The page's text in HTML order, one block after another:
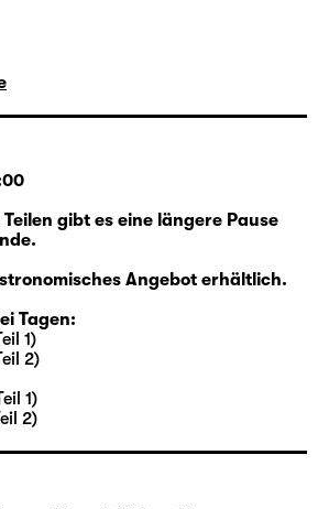
das abgelegene Farmhaus,
jungen Eric zuerkennt.
eher zufällig kennen, beide
allein: Walter ist es gewohnt,
in der ganzen Welt
Freund Toby ist seit
in den Proben für das
aus seinem Erfolgsroman
Die neue Freundschaft
und Eric aber endet jäh, als
stirbt. Plötzlich zumindest für
hatte niemandem von seiner
erzählt. Aber er hat Eric
Welt eröffnet.
York des Jahres 2015
Wege der Figuren: Zwei
gibt es eine längere Pause
Angebot erhältlich.
Tagen:
1)
2)
1)
2)